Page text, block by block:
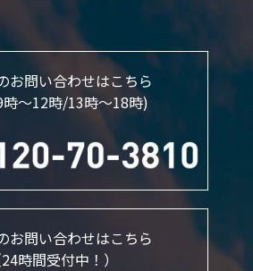
お問い合わせはこちら
～12時/13時〜18時)
お問い合わせはこちら
24時間受付中！）